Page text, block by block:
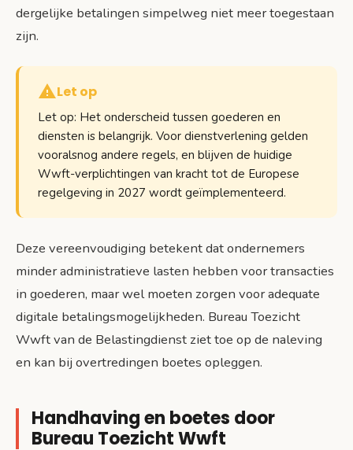
dergelijke betalingen simpelweg niet meer toegestaan
zijn.
Let op
Let op: Het onderscheid tussen goederen en
diensten is belangrijk. Voor dienstverlening gelden
vooralsnog andere regels, en blijven de huidige
Wwft-verplichtingen van kracht tot de Europese
regelgeving in 2027 wordt geïmplementeerd.
Deze vereenvoudiging betekent dat ondernemers
minder administratieve lasten hebben voor transacties
in goederen, maar wel moeten zorgen voor adequate
digitale betalingsmogelijkheden. Bureau Toezicht
Wwft van de Belastingdienst ziet toe op de naleving
en kan bij overtredingen boetes opleggen.
Handhaving en boetes door
Bureau Toezicht Wwft